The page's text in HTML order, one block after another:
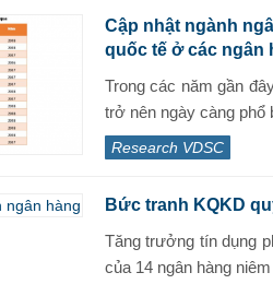
Cập nhật ngành
quốc tế ở các ngân
Trong các năm gần
trở nên ngày càng phổ
Research VDSC
Bức tranh KQKD
Tăng trưởng tín dụng
của 14 ngân hàng